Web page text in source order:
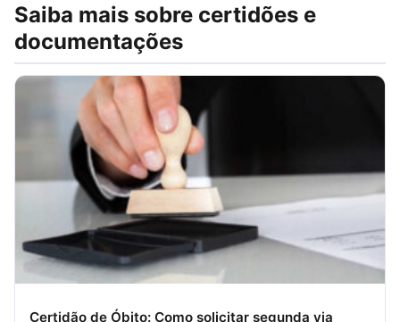
Saiba mais sobre certidões e
documentações
Certidão de Óbito: Como solicitar segunda via